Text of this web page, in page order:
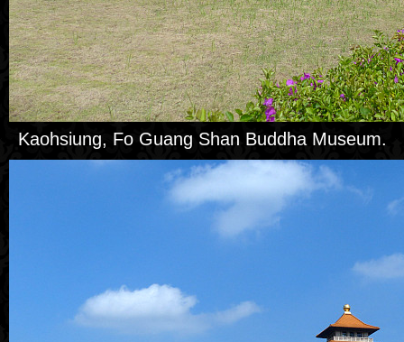
Kaohsiung, Fo Guang Shan Buddha Museum.